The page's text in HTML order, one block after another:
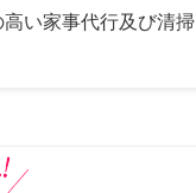
高い家事代行及び清掃